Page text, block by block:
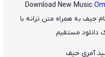
Download New Music
حیف به همراه متن ترانه با
دانلود مستقیم